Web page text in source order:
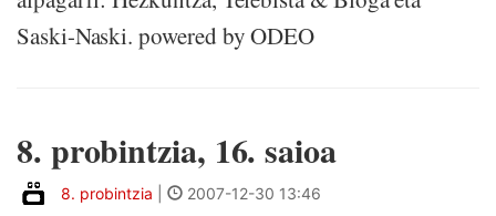
Saski-Naski. powered by ODEO
8. probintzia, 16. saioa
8. probintzia 2007-12-30 13:46